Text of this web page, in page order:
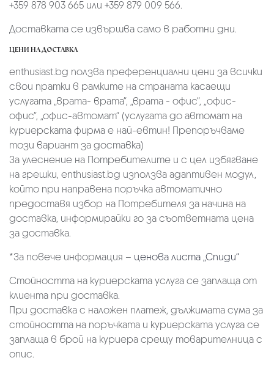
+359 878 903 665 или +359 879 009 566.
Доставката се извършва само в работни дни.
ЦЕНИ НА ДОСТАВКА
enthusiast.bg ползва преференциални цени за всички
свои пратки в рамките на страната касаещи
услугата „врата- врата“, „врата - офис“, „oфис-
офис“, „офис-автомат“ (услугата до автомат на
куриерската фирма е най-евтин! Препоръчваме
този вариант за доставка)
За улеснение на Потребителите и с цел избягване
на грешки, enthusiast.bg използва адаптивен модул,
който при направена поръчка автоматично
предоставя избор на Потребителя за начина на
доставка, информирайки го за съответната цена
за доставка.
*За повече информация – ценова листа „Спиди“
Стойността на куриерската услуга се заплаща от
клиента при доставка.
При доставка с наложен платеж, дължимата сума за
стойността на поръчката и куриерската услуга се
заплаща в брой на куриера срещу товарителница с
опис.